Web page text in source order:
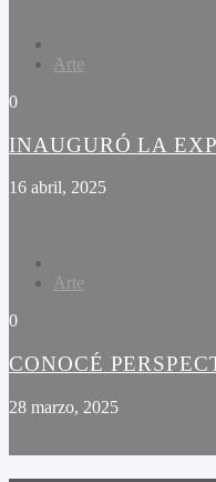
Arte
0
INAUGURÓ LA
16 abril, 2025
Arte
0
CONOCÉ
28 marzo, 2025